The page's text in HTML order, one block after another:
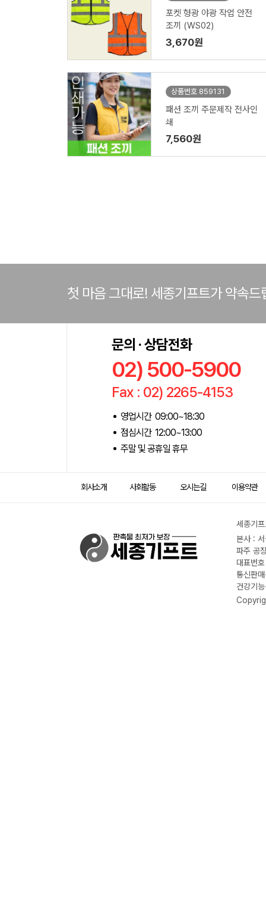
포켓 형광 야광 작업 안전
조끼 (WS02)
3,670원
상품번호 859131
패션 조끼 주문제작 전사인
쇄
7,560원
첫 마음 그대로! 세종기프트가 약속드
문의 · 상담전화
02) 500-5900
Fax : 02) 2265-4153
영업시간 09:00~18:30
점심시간 12:00~13:00
주말 및 공휴일 휴무
회사소개 사회활동 오시는길 이용약관
세종기
본사 :
파주 공
대표번
통신판
건강기